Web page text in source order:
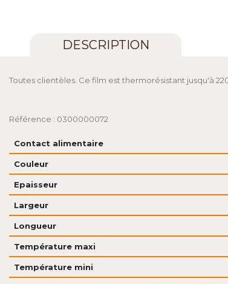
DESCRIPTION
Toutes clientèles. Ce film est thermorésistant jusqu'à
Référence : 0300000072
Contact alimentaire
Couleur
Epaisseur
Largeur
Longueur
Température maxi
Température mini